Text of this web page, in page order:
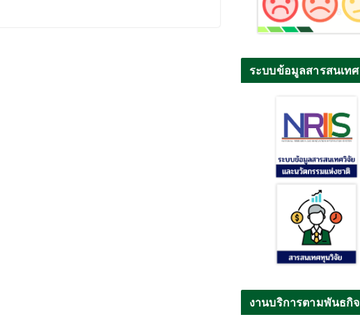
ระบบข้อมูลสารสนเทศ
งานบริการตามพันธกิจ